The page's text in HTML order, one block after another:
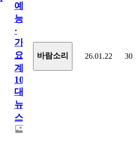
예
능
·
가
요
계
10
대
뉴
스
바람소리 26.01.22 30